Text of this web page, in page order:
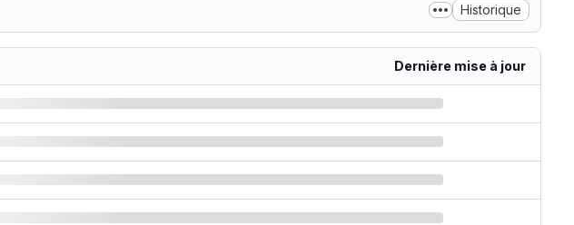
Historique
Dernière mise à jour